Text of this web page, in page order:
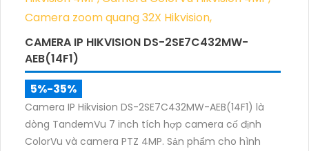
CAMERA IP HIKVISION DS-2SE7C432MW-
AEB(14F1)
5%-35%
Camera IP Hikvision DS-2SE7C432MW-AEB(14F1) là
dòng TandemVu 7 inch tích hợp camera cố định
ColorVu và camera PTZ 4MP. Sản phẩm cho hình